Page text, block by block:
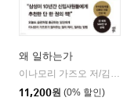
왜 일하는가
11,200원 (0% 할인)